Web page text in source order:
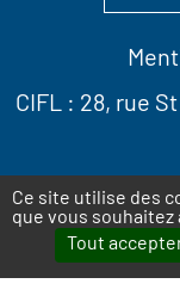
Ce site utilise des
que vous souhaitez
Tout
CIFL : 28, rue